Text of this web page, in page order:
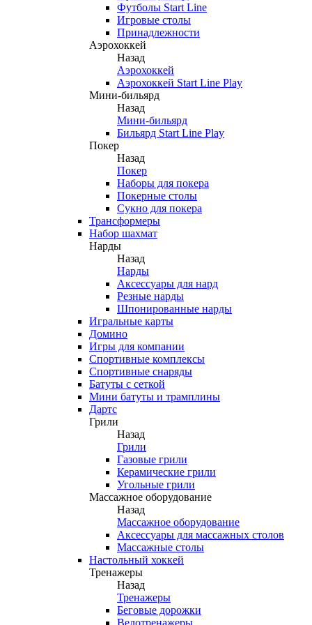
Футболы Start Line
Игровые столы
Принадлежности
Аэрохоккей
Назад
Аэрохоккей
Аэрохоккей Start Line Play
Мини-бильярд
Назад
Мини-бильярд
Бильярд Start Line Play
Покер
Назад
Покер
Наборы для покера
Покерные столы
Сукно для покера
Трансформеры
Набор шахмат
Нарды
Назад
Нарды
Аксессуары для нард
Резные нарды
Шпонированные нарды
Игральные карты
Домино
Игры для компании
Спортивные комплексы
Спортивные снаряды
Батуты с сеткой
Мини батуты и трамплины
Дартс
Грили
Назад
Грили
Газовые грили
Керамические грили
Угольные грили
Массажное оборудование
Назад
Массажное оборудование
Аксессуары для массажных столов
Массажные столы
Настольный хоккей
Тренажеры
Назад
Тренажеры
Беговые дорожки
Велотренажеры